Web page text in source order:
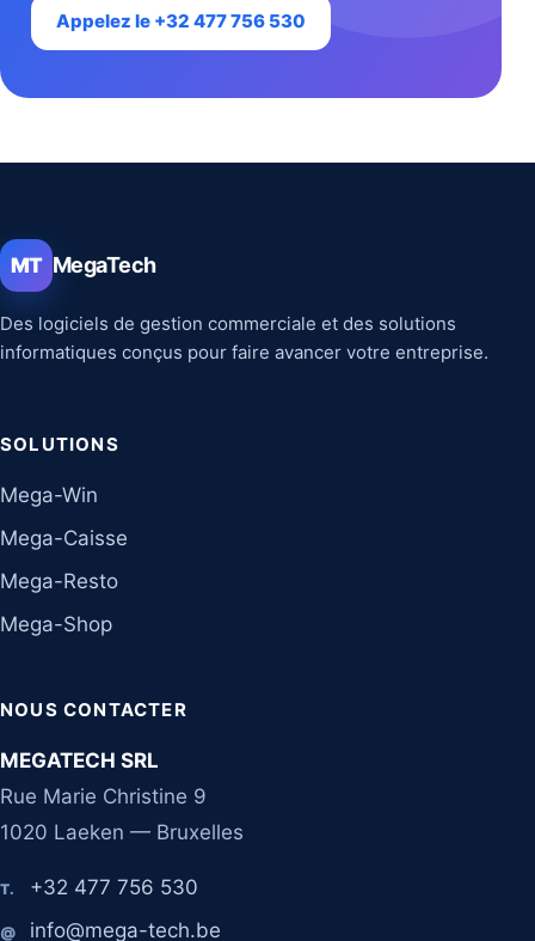
Appelez le +32 477 756 530
MT MegaTech
Des logiciels de gestion commerciale et des solutions
informatiques conçus pour faire avancer votre entreprise.
SOLUTIONS
Mega-Win
Mega-Caisse
Mega-Resto
Mega-Shop
NOUS CONTACTER
MEGATECH SRL
Rue Marie Christine 9
1020 Laeken — Bruxelles
T. +32 477 756 530
@ info@mega-tech.be